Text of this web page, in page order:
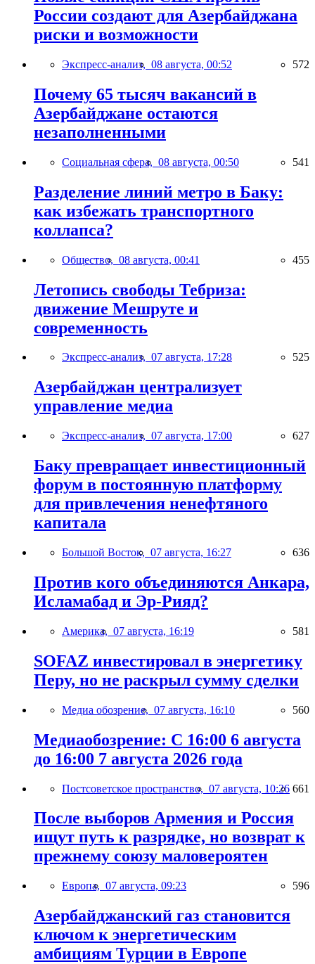
России создают для Азербайджана
риски и возможности
Экспресс-анализ, 08 августа, 00:52 572
Почему 65 тысяч вакансий в
Азербайджане остаются
незаполненными
Социальная сфера, 08 августа, 00:50 541
Разделение линий метро в Баку:
как избежать транспортного
коллапса?
Общество, 08 августа, 00:41 455
Летопись свободы Тебриза:
движение Мешруте и
современность
Экспресс-анализ, 07 августа, 17:28 525
Азербайджан централизует
управление медиа
Экспресс-анализ, 07 августа, 17:00 627
Баку превращает инвестиционный
форум в постоянную платформу
для привлечения ненефтяного
капитала
Большой Восток, 07 августа, 16:27 636
Против кого объединяются Анкара,
Исламабад и Эр-Рияд?
Америка, 07 августа, 16:19 581
SOFAZ инвестировал в энергетику
Перу, но не раскрыл сумму сделки
Медиа обозрение, 07 августа, 16:10 560
Медиаобозрение: С 16:00 6 августа
до 16:00 7 августа 2026 года
Постсоветское пространство, 07 августа, 10:26 661
После выборов Армения и Россия
ищут путь к разрядке, но возврат к
прежнему союзу маловероятен
Европа, 07 августа, 09:23 596
Азербайджанский газ становится
ключом к энергетическим
амбициям Турции в Европе